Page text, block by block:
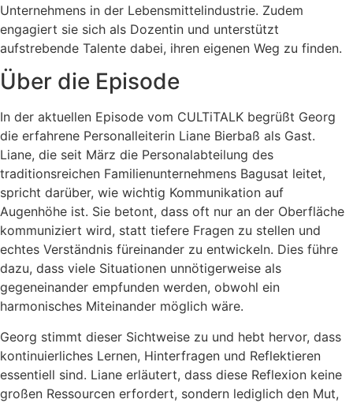
Unternehmens in der Lebensmittelindustrie. Zudem
engagiert sie sich als Dozentin und unterstützt
aufstrebende Talente dabei, ihren eigenen Weg zu finden.
Über die Episode
In der aktuellen Episode vom CULTiTALK begrüßt Georg
die erfahrene Personalleiterin Liane Bierbaß als Gast.
Liane, die seit März die Personalabteilung des
traditionsreichen Familienunternehmens Bagusat leitet,
spricht darüber, wie wichtig Kommunikation auf
Augenhöhe ist. Sie betont, dass oft nur an der Oberfläche
kommuniziert wird, statt tiefere Fragen zu stellen und
echtes Verständnis füreinander zu entwickeln. Dies führe
dazu, dass viele Situationen unnötigerweise als
gegeneinander empfunden werden, obwohl ein
harmonisches Miteinander möglich wäre.
Georg stimmt dieser Sichtweise zu und hebt hervor, dass
kontinuierliches Lernen, Hinterfragen und Reflektieren
essentiell sind. Liane erläutert, dass diese Reflexion keine
großen Ressourcen erfordert, sondern lediglich den Mut,